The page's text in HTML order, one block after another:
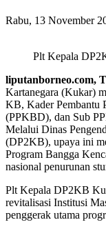
Rabu, 13 November
Plt Kepala
liputanborneo.com,
Kartanegara (Kukar)
KB, Kader Pembantu
(PPKBD), dan Sub
Melalui Dinas
(DP2KB), upaya ini
Program Bangga
nasional penurunan
Plt Kepala DP2KB
revitalisasi Institusi
penggerak utama